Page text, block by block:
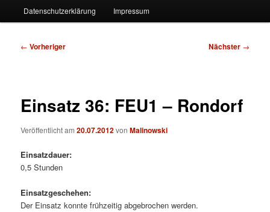
Datenschutzerklärung Impressum
Beitragsnavigation
← Vorheriger Nächster →
Einsatz 36: FEU1 – Rondorf
Veröffentlicht am20.07.2012vonMalinowski
Einsatzdauer:
0,5 Stunden
Einsatzgeschehen:
Der Einsatz konnte frühzeitig abgebrochen werden.